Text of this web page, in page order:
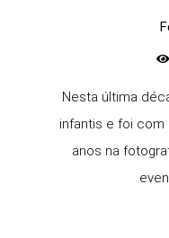
Nesta última
infantis e foi com
anos na